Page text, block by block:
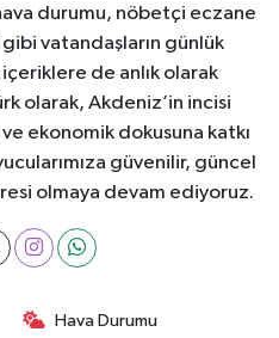
durumu, nöbetçi eczane
vatandaşların günlük
içeriklere de anlık olarak
olarak, Akdeniz’in incisi
ekonomik dokusuna katkı
güvenilir, güncel
olmaya devam ediyoruz.
Hava Durumu